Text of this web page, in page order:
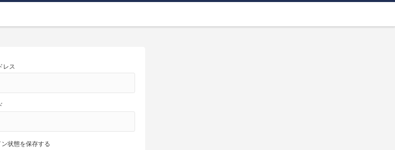
レス
ン状態を保存する